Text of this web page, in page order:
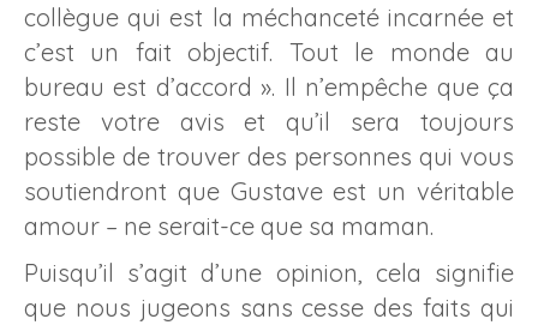
collègue qui est la méchanceté incarnée et
c’est un fait objectif. Tout le monde au
bureau est d’accord ». Il n’empêche que ça
reste votre avis et qu’il sera toujours
possible de trouver des personnes qui vous
soutiendront que Gustave est un véritable
amour – ne serait-ce que sa maman.
Puisqu’il s’agit d’une opinion, cela signifie
que nous jugeons sans cesse des faits qui